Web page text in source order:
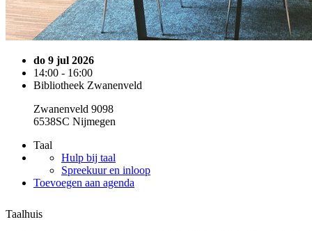
do 9 jul 2026
14:00 - 16:00
Bibliotheek Zwanenveld
Zwanenveld 9098
6538SC Nijmegen
Taal
Hulp bij taal
Spreekuur en inloop
Toevoegen aan agenda
Taalhuis